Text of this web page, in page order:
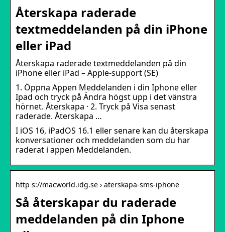
Återskapa raderade
textmeddelanden på din iPhone
eller iPad
Återskapa raderade textmeddelanden på din
iPhone eller iPad – Apple-support (SE)
1. Öppna Appen Meddelanden i din Iphone eller
Ipad och tryck på Ändra högst upp i det vänstra
hörnet. Återskapa · 2. Tryck på Visa senast
raderade. Återskapa …
I iOS 16, iPadOS 16.1 eller senare kan du återskapa
konversationer och meddelanden som du har
raderat i appen Meddelanden.
http s://macworld.idg.se › aterskapa-sms-iphone
Så återskapar du raderade
meddelanden på din Iphone